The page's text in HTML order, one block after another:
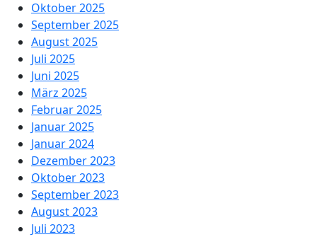
Oktober 2025
September 2025
August 2025
Juli 2025
Juni 2025
März 2025
Februar 2025
Januar 2025
Januar 2024
Dezember 2023
Oktober 2023
September 2023
August 2023
Juli 2023